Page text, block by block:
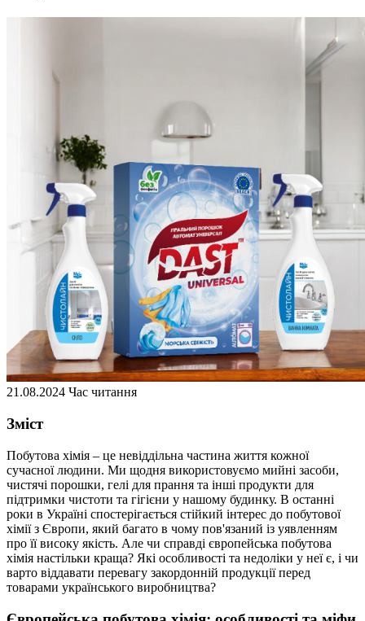
21.08.2024 Час читання
Зміст
Побутова хімія – це невіддільна частина життя кожної
сучасної людини. Ми щодня використовуємо мийні засоби,
чистячі порошки, гелі для прання та інші продукти для
підтримки чистоти та гігієни у нашому будинку. В останні
роки в Україні спостерігається стійкий інтерес до побутової
хімії з Європи, який багато в чому пов'язаний із уявленням
про її високу якість. Але чи справді європейська побутова
хімія настільки краща? Які особливості та недоліки у неї є, і чи
варто віддавати перевагу закордонній продукції перед
товарами українського виробництва?